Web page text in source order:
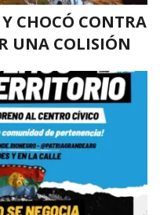
CHOCÓ CONTRA
UNA COLISIÓN